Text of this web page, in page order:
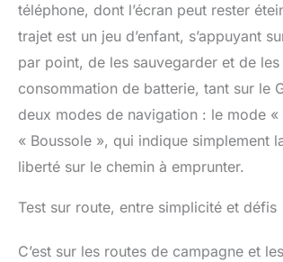
téléphone, dont l’écran peut rester
trajet est un jeu d’enfant, s’appuyant
par point, de les sauvegarder et de
consommation de batterie, tant sur le
deux modes de navigation : le mode
« Boussole », qui indique simplement
liberté sur le chemin à emprunter.
Test sur route, entre simplicité et défis
C’est sur les routes de campagne et